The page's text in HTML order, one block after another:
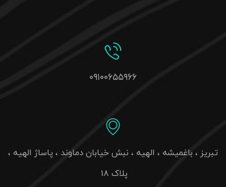
۰۹۱۰۰۶۵۵۹۶۶
تبریز ، باغمیشه ، الهیه ، نبش خیابان دماوند ، پاساژ الهیه ،
پلاک 18